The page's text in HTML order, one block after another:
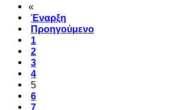
«
Έναρξη
Προηγούμενο
1
2
3
4
5
6
7